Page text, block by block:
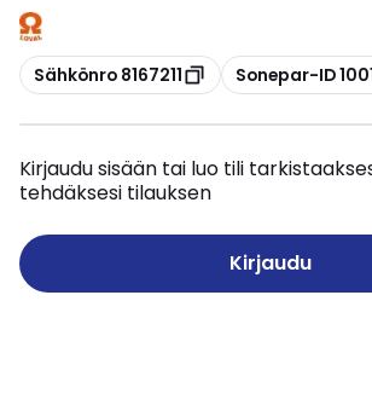
Kopioi
Sähkönro 8167211 Kopioi
Sonepar-ID
Kirjaudu sisään tai luo tili
tehdäksesi tilauksen
Kirjaudu